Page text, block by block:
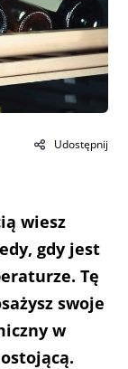
wiesz
gdy jest
Tę
swoje
w
Udostępnij